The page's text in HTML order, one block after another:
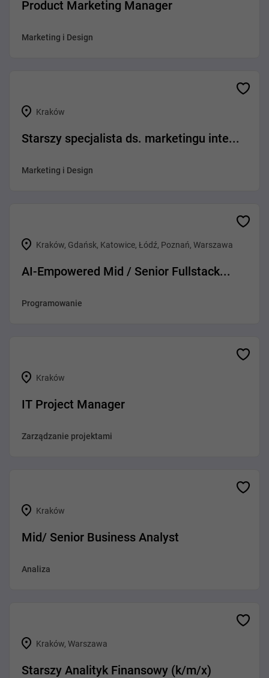
Product Marketing Manager
Marketing i Design
Kraków
Starszy specjalista ds. marketingu inte...
Marketing i Design
Kraków, Gdańsk, Katowice, Łódź, Poznań, Warszawa
AI-Empowered Mid / Senior Fullstack...
Programowanie
Kraków
IT Project Manager
Zarządzanie projektami
Kraków
Mid/ Senior Business Analyst
Analiza
Kraków, Warszawa
Starszy Analityk Finansowy (k/m/x)